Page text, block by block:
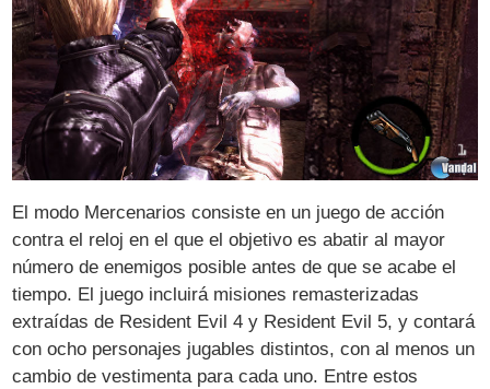
El modo Mercenarios consiste en un juego de acción
contra el reloj en el que el objetivo es abatir al mayor
número de enemigos posible antes de que se acabe el
tiempo. El juego incluirá misiones remasterizadas
extraídas de Resident Evil 4 y Resident Evil 5, y contará
con ocho personajes jugables distintos, con al menos un
cambio de vestimenta para cada uno. Entre estos